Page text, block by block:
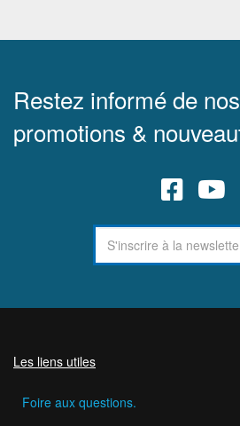
Restez informé de
promotions &
Les liens utiles
Foire aux questions.